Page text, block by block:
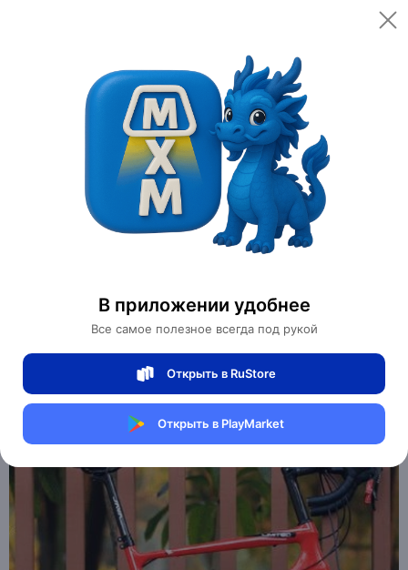
В приложении удобнее
Все самое полезное всегда под рукой
Открыть в RuStore
Открыть в PlayMarket
Открыть
Категории Спортивные товары
Велоспорт
Горный Велосипед JAVA
0 отзывов 0
Магазин Ephdarren
Артикул:MXM7858310737